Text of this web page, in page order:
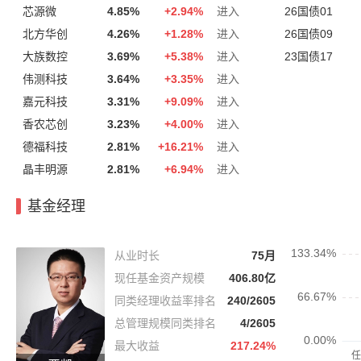
芯源微 4.85% +2.94%
进入
北方华创
4.26% +1.28%
进入
大族数控
3.69% +5.38%
进入
伟测科技
3.64% +3.35%
进入
嘉元科技
3.31% +9.09%
进入
香农芯创
3.23% +4.00%
进入
德福科技
2.81% +16.21%
进入
晶丰明源
2.81% +6.94% 进入
26国债01
26国债09
23国债17
基金经理
从业时长
75月
现任基金资产规模
406.80亿
同类经理收益率排名
240/2605
总管理规模同类排名
4/2605
最大收益
217.24%